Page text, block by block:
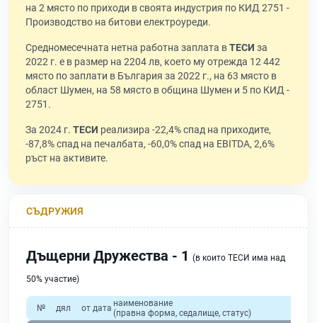
на 2 място по приходи в своята индустрия по КИД 2751 -
Производство на битови електроуреди.
Средномесечната нетна работна заплата вТЕСИ за
2022 г. е в размер на 2204 лв, което му отрежда 12 442
място по заплати в България за 2022 г., на 63 място в
област Шумен, на 58 място в община Шумен и 5 по КИД -
2751.
За 2024 г. ТЕСИ реализира -22,4% спад на приходите,
-87,8% спад на печалбата, -60,0% спад на EBITDA, 2,6%
ръст на активите.
СЪДРУЖИЯ
Дъщерни Дружества - 1 (в които ТЕСИ има над
50% участие)
№ дял от дата наименование
(правна форма, седалище, статус)